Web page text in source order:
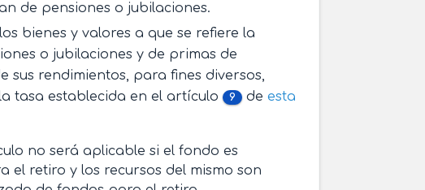
de pensiones o jubilaciones.
bienes y valores a que se refiere la
o jubilaciones y de primas de
sus rendimientos, para fines diversos,
tasa establecida en el artículo 9 deesta
no será aplicable si el fondo es
retiro y los recursos del mismo son